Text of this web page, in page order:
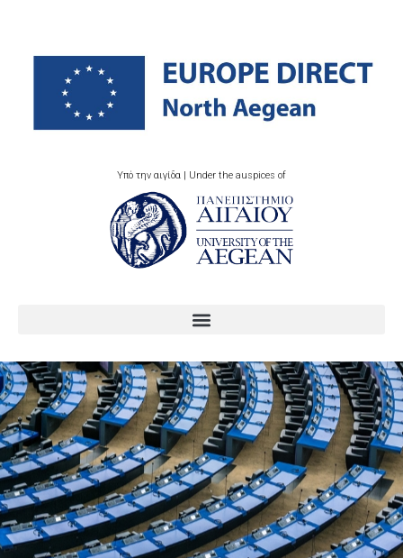
Υπό την αιγίδα | Under the auspices of